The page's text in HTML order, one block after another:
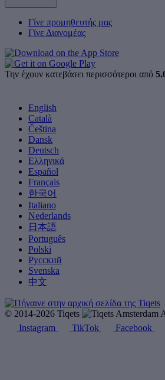
Γίνε προμηθευτής μας
Γίνε Διανομέας
Την έχουν κατεβάσει περισσότεροι από
English
Català
Čeština
Dansk
Deutsch
Ελληνικά
Español
Français
한국어
Italiano
Nederlands
日本語
Português
Polski
Русский
Svenska
中文
© 2014-2026 Tiqets
Instagram
TikTok Facebook